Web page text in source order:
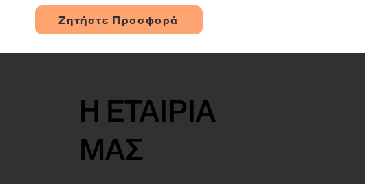
Ζητήστε Προσφορά
Η ΕΤΑΙΡΙΑ
ΜΑΣ